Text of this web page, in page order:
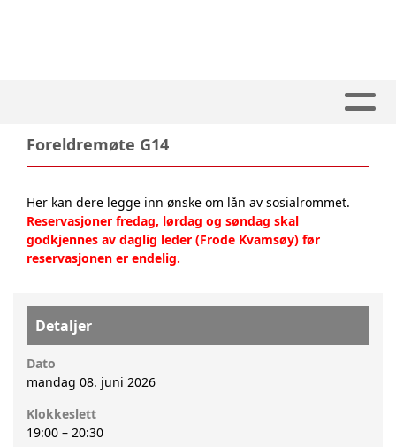
Foreldremøte G14
Her kan dere legge inn ønske om lån av sosialrommet.
Reservasjoner fredag, lørdag og søndag skal
godkjennes av daglig leder (Frode Kvamsøy) før
reservasjonen er endelig.
Detaljer
Dato
mandag 08. juni 2026
Klokkeslett
19:00 – 20:30